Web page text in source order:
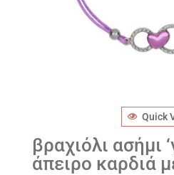
Quick
βραχιόλι ασήμι
άπειρο καρδιά